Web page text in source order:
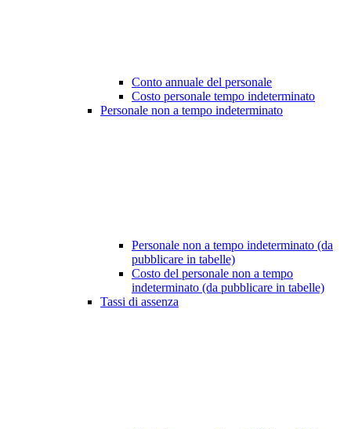
Conto annuale del personale
Costo personale tempo indeterminato
Personale non a tempo indeterminato
Personale non a tempo indeterminato (da
pubblicare in tabelle)
Costo del personale non a tempo
indeterminato (da pubblicare in tabelle)
Tassi di assenza